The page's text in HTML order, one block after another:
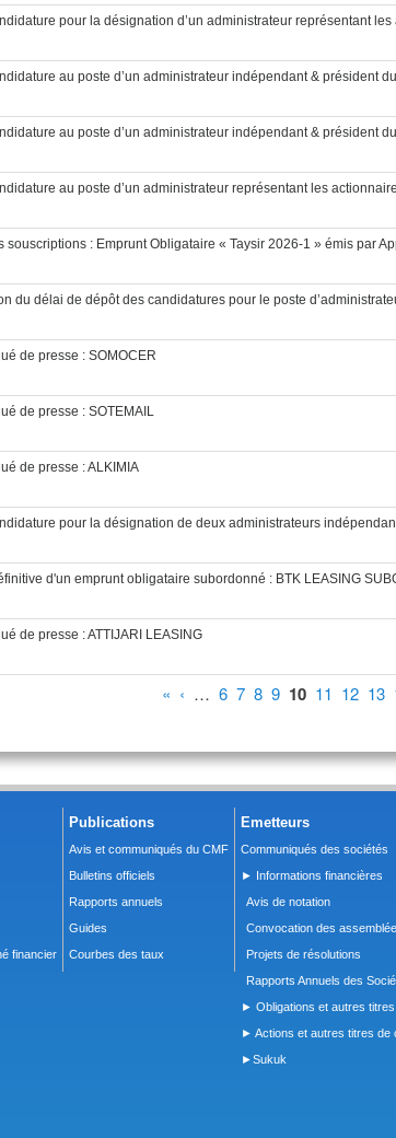
pour la désignation d’un administrateur représentant
au poste d’un administrateur indépendant & président
au poste d’un administrateur indépendant & président
au poste d’un administrateur représentant les
souscriptions : Emprunt Obligataire « Taysir 2026-1 » émis par
du délai de dépôt des candidatures pour le poste
de presse : SOMOCER
de presse : SOTEMAIL
de presse : ALKIMIA
pour la désignation de deux administrateurs
d'un emprunt obligataire subordonné : BTK LEASING
de presse : ATTIJARI LEASING
« ‹ … 6 7 8 9 10 11 12 13
financier
Publications
Avis et communiqués du CMF
Bulletins officiels
Rapports annuels
Guides
Courbes des taux
Emetteurs
Communiqués des sociétés
► Informations financières
Avis de notation
Convocation des
Projets de résolutions
Rapports Annuels des
► Obligations et autres
► Actions et autres titres de
►Sukuk